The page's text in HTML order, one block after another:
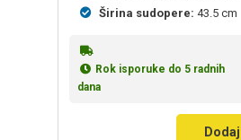
Širina sudopere: 43.5 cm
Rok isporuke do 5 radnih
dana